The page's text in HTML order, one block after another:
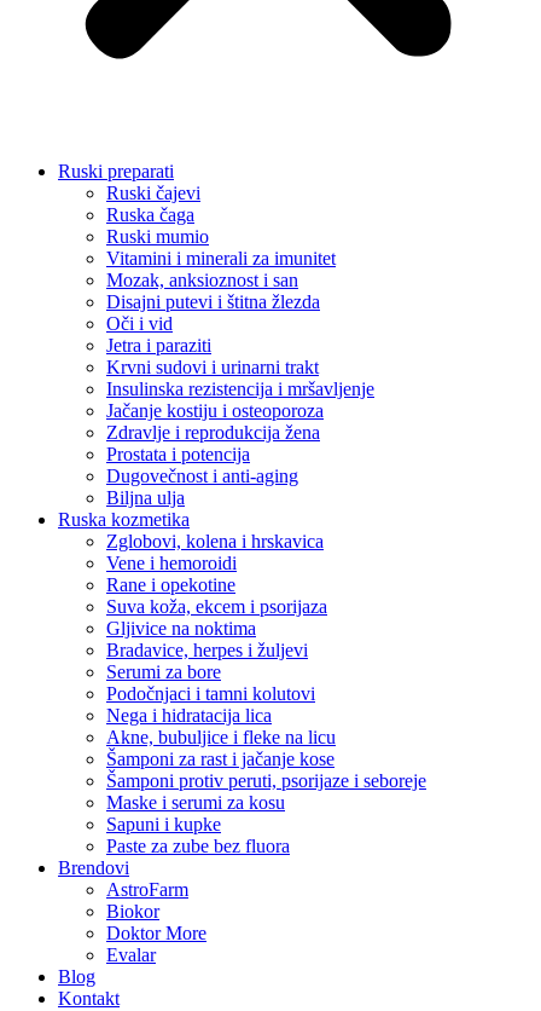
Ruski preparati
Ruski čajevi
Ruska čaga
Ruski mumio
Vitamini i minerali za imunitet
Mozak, anksioznost i san
Disajni putevi i štitna žlezda
Oči i vid
Jetra i paraziti
Krvni sudovi i urinarni trakt
Insulinska rezistencija i mršavljenje
Jačanje kostiju i osteoporoza
Zdravlje i reprodukcija žena
Prostata i potencija
Dugovečnost i anti-aging
Biljna ulja
Ruska kozmetika
Zglobovi, kolena i hrskavica
Vene i hemoroidi
Rane i opekotine
Suva koža, ekcem i psorijaza
Gljivice na noktima
Bradavice, herpes i žuljevi
Serumi za bore
Podočnjaci i tamni kolutovi
Nega i hidratacija lica
Akne, bubuljice i fleke na licu
Šamponi za rast i jačanje kose
Šamponi protiv peruti, psorijaze i seboreje
Maske i serumi za kosu
Sapuni i kupke
Paste za zube bez fluora
Brendovi
AstroFarm
Biokor
Doktor More
Evalar
Blog
Kontakt